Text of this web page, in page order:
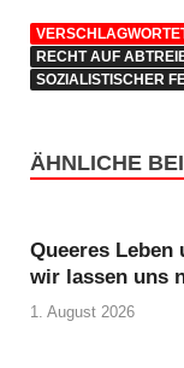
RECHT AUF
SOZIALISTISCHER
ÄHNLICHE
Queeres Leben
wir lassen uns
1. August 2026